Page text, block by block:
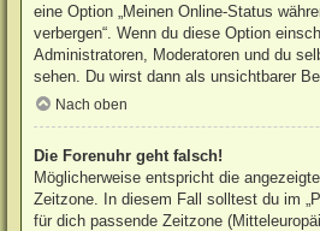
eine Option „Meinen Online-Status
verbergen“. Wenn du diese Option
Administratoren, Moderatoren und du
sehen. Du wirst dann als unsichtbarer
Nach oben
Die Forenuhr geht falsch!
Möglicherweise entspricht die
Zeitzone. In diesem Fall solltest du im
für dich passende Zeitzone